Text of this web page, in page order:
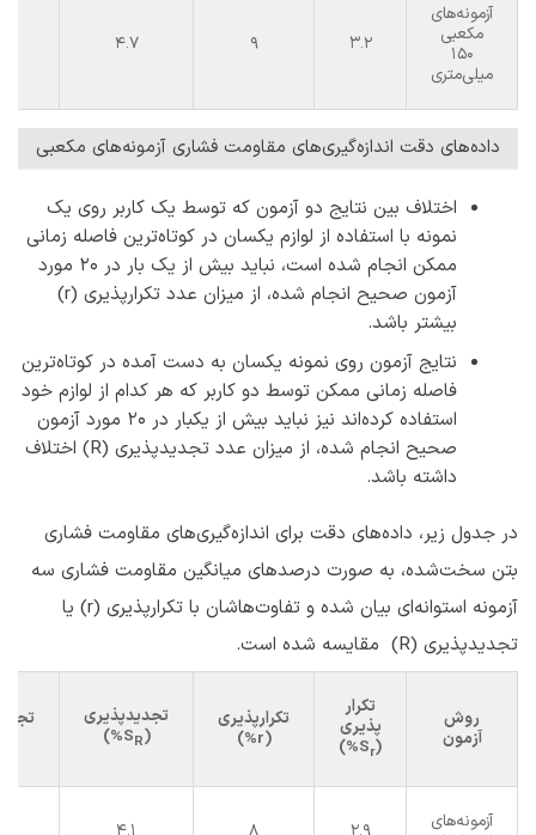
آزمونه‌های
مکعبی
150
میلی‌متری
3.2
9
4.7
داده‌های دقت اندازه‌گیری‌های مقاومت فشاری آزمونه‌های مکعبی
اختلاف بین نتایج دو آزمون که توسط یک کاربر روی یک
نمونه با استفاده از لوازم یکسان در کوتاه‌ترین فاصله زمانی
ممکن انجام شده است، نباید بیش از یک بار در 20 مورد
آزمون صحیح انجام شده، از میزان عدد تکرارپذیری (r)
بیشتر باشد.
نتایج آزمون روی نمونه یکسان به دست آمده در کوتاه‌ترین
فاصله زمانی ممکن توسط دو کاربر که هر کدام از لوازم خود
استفاده کرده‌اند نیز نباید بیش از یکبار در ۲۰ مورد آزمون
صحیح انجام شده، از میزان عدد تجدیدپذیری (R) اختلاف
داشته باشد.
در جدول زیر، داده‌های دقت برای اندازه‌گیری‌های مقاومت فشاری
بتن سخت‌شده، به صورت درصدهای میانگین مقاومت فشاری سه
آزمونه استوانه‌ای بیان شده و تفاوت‌‌هاشان با تکرارپذیری (r) یا
تجدیدپذیری (R) مقایسه شده است.
روش
آزمون
تکرار
پذیری
(
Sr
%
)
تکرارپذیری
(
r%
)
تجدیدپذیری
(
SR
%
)
آزمونه‌های